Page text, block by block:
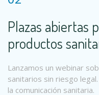
Plazas abiertas
productos
Lanzamos un webinar
sanitarios sin riesgo
la comunicación sanitaria.